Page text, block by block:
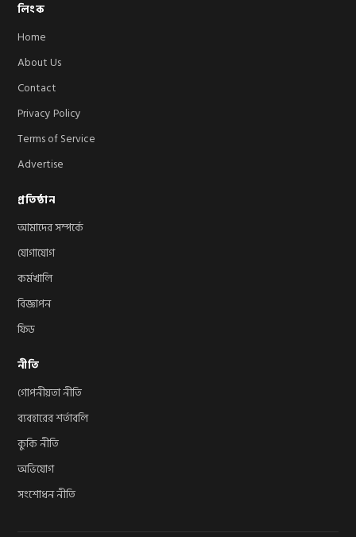
লিংক
Home
About Us
Contact
Privacy Policy
Terms of Service
Advertise
প্রতিষ্ঠান
আমাদের সম্পর্কে
যোগাযোগ
কর্মখালি
বিজ্ঞাপন
ফিড
নীতি
গোপনীয়তা নীতি
ব্যবহারের শর্তাবলি
কুকি নীতি
অভিযোগ
সংশোধন নীতি